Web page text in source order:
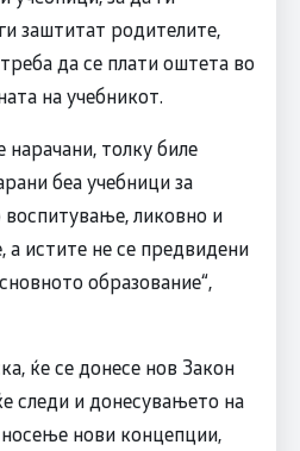
заштитат родителите,
да се плати оштета во
на учебникот.
нарачани, толку биле
беа учебници за
ликовно и
а истите не се предвидени
образование“,
ќе се донесе нов Закон
следи и донесувањето на
нови концепции,